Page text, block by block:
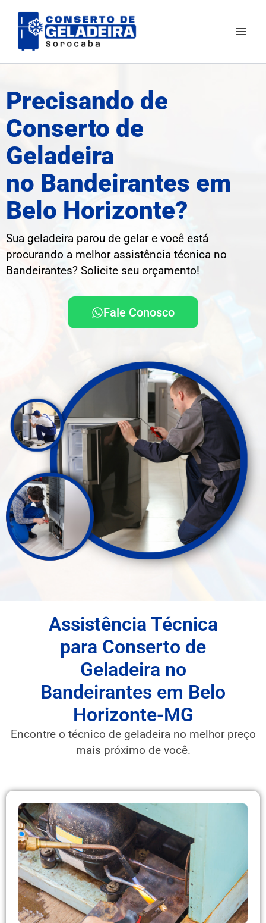
para
Precisando de
Conserto de
Geladeira
no Bandeirantes em
Belo Horizonte?
Sua geladeira parou de gelar e você está
procurando a melhor assistência técnica no
Bandeirantes? Solicite seu orçamento!
Fale Conosco
Assistência Técnica
para Conserto de
Geladeira no
Bandeirantes em Belo
Horizonte-MG
Encontre o técnico de geladeira no melhor preço
mais próximo de você.